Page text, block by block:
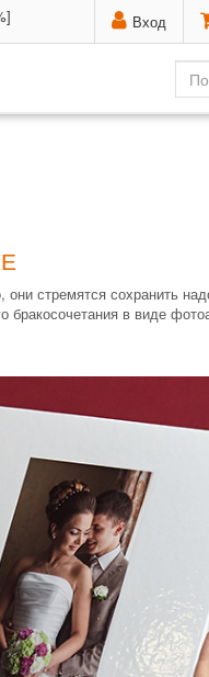
Вход
стремятся сохранить
в виде